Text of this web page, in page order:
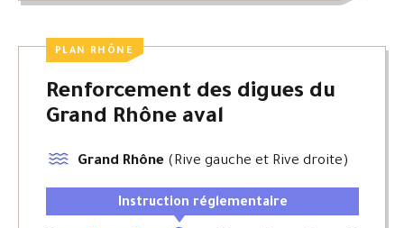
PLAN RHÔNE
Renforcement des digues du
Grand Rhône aval
Grand Rhône (Rive gauche et Rive droite)
Instruction réglementaire